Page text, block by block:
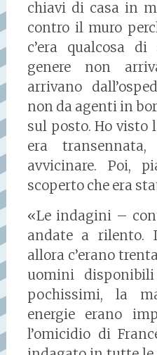
chiavi di casa in
contro il muro
c’era qualcosa
genere non
arrivano
non da agenti in
sul posto. Ho visto
era
avvicinare. Poi,
scoperto che era
«Le indagini –
andate a rilento.
allora c’erano
uomini
pochissimi, la
energie erano
l’omicidio di